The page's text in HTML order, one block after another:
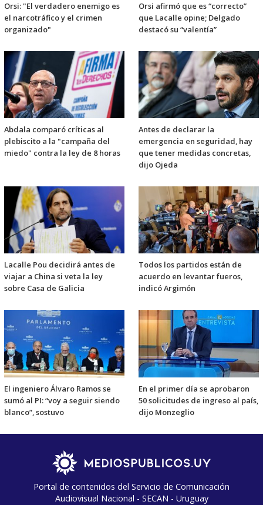
Orsi: "El verdadero enemigo es
el narcotráfico y el crimen
organizado"
Orsi afirmó que es “correcto”
que Lacalle opine; Delgado
destacó su “valentía”
Abdala comparó críticas al
plebiscito a la "campaña del
miedo" contra la ley de 8 horas
Antes de declarar la
emergencia en seguridad, hay
que tener medidas concretas,
dijo Ojeda
Lacalle Pou decidirá antes de
viajar a China si veta la ley
sobre Casa de Galicia
Todos los partidos están de
acuerdo en levantar fueros,
indicó Argimón
El ingeniero Álvaro Ramos se
sumó al PI: “voy a seguir siendo
blanco”, sostuvo
En el primer día se aprobaron
50 solicitudes de ingreso al país,
dijo Monzeglio
Portal de contenidos del Servicio de Comunicación
Audiovisual Nacional - SECAN - Uruguay